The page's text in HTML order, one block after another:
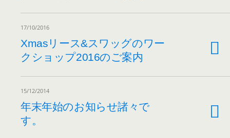
17/10/2016
Xmasリース&スワッグのワー
クショップ2016のご案内
15/12/2014
年末年始のお知らせ諸々で
す。